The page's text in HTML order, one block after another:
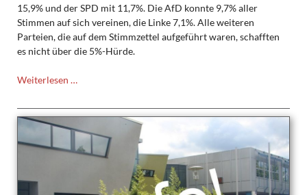
15,9% und der SPD mit 11,7%. Die AfD konnte 9,7% aller
Stimmen auf sich vereinen, die Linke 7,1%. Alle weiteren
Parteien, die auf dem Stimmzettel aufgeführt waren, schafften
es nicht über die 5%-Hürde.
Weiterlesen …
Landtagswahl
am
TMG